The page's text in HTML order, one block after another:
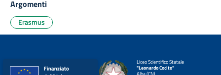
Argomenti
Erasmus
Liceo Scientifico Statale
"Leonardo Cocito"